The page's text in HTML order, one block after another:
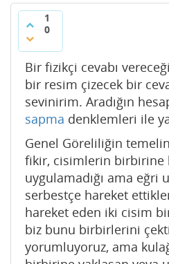
1
0
Bir fizikçi cevabı
bir resim çizecek bir
sevinirim. Aradığın
sapma denklemleri ile
Genel Göreliliğin
fikir, cisimlerin birbirine
uygulamadığı ama eğri
serbestçe hareket
hareket eden iki cisim
biz bunu birbirlerini
yorumluyoruz, ama